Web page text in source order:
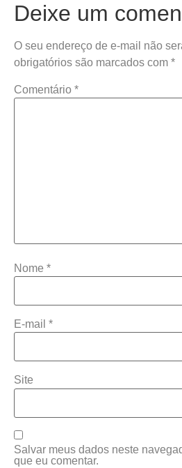
Deixe um
O seu endereço de e-mail não
obrigatórios são marcados com *
Comentário *
Nome *
E-mail *
Site
Salvar meus dados neste
que eu comentar.